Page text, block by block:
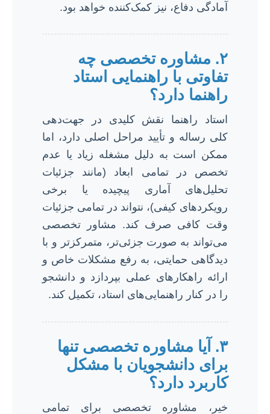
آمادگی دفاع، نیز کمک‌کننده خواهد بود.
۲. مشاوره تخصصی چه
تفاوتی با راهنمایی استاد
راهنما دارد؟
استاد راهنما نقش کلیدی در جهت‌دهی
کلی رساله و تأیید مراحل اصلی دارد، اما
ممکن است به دلیل مشغله زیاد یا عدم
تخصص در تمامی ابعاد (مانند جزئیات
تحلیل‌های آماری پیچیده یا برخی
رویکردهای کیفی)، نتواند در تمامی جزئیات
وقت کافی صرف کند. مشاور تخصصی
می‌تواند به صورت جزئی‌تر، متمرکزتر و با
دیدگاهی حمایتی، به رفع مشکلات خاص و
ارائه راهکارهای عملی بپردازد و دانشجو
را در کنار راهنمایی‌های استاد، تکمیل کند.
۳. آیا مشاوره تخصصی تنها
برای دانشجویان با مشکل
کاربرد دارد؟
خیر، مشاوره تخصصی برای تمامی